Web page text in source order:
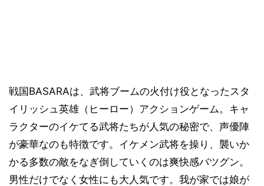
戦国BASARAは、武将ブームの火付け役となったスタ
イリッシュ英雄（ヒーロー）アクションゲーム。キャ
ラクターのイケてる武将たちが人気の秘密で、声優陣
が豪華なのも特徴です。イケメン武将を操り、襲いか
かる多数の敵をなぎ倒していくのは爽快感バツグン。
男性だけでなく女性にも大人気です。我が家では娘が